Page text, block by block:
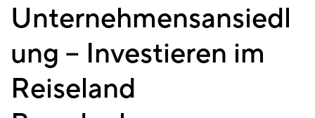
Unternehmensansiedl
ung – Investieren im
Reiseland